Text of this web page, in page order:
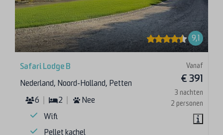
9,1
Vanaf
€ 391
3 nachten
2 personen
Safari Lodge B
Nederland, Noord-Holland, Petten
6
2
Nee
Wifi
Pellet kachel